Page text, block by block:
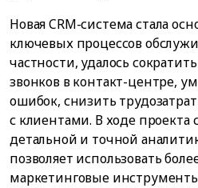
Новая CRM-система стала
ключевых процессов
частности, удалось
звонков в контакт-центре,
ошибок, снизить
с клиентами. В ходе проекта
детальной и точной
позволяет использовать
маркетинговые